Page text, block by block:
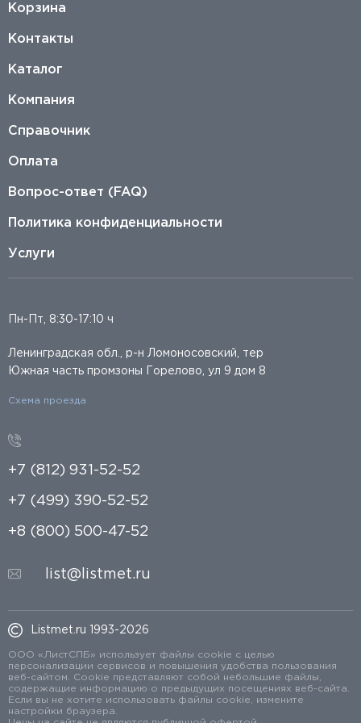
Корзина
Контакты
Каталог
Компания
Справочник
Оплата
Вопрос-ответ (FAQ)
Политика конфиденциальности
Услуги
Пн-Пт, 8:30-17:10 ч
Ленинградская обл., р-н Ломоносовский, тер
Южная часть промзоны Горелово, ул 9 дом 8
Схема проезда
+7 (812) 931-52-52
+7 (499) 390-52-52
+8 (800) 500-47-52
list@listmet.ru
Listmet.ru 1993-2026
ООО «ЛистСПБ» использует файлы cookie с целью
персонализации сервисов и повышения удобства пользования
веб-сайтом. Cookie представляют собой небольшие файлы,
содержащие информацию о предыдущих посещениях веб-сайта.
Если вы не хотите использовать файлы cookie, измените
настройки браузера.